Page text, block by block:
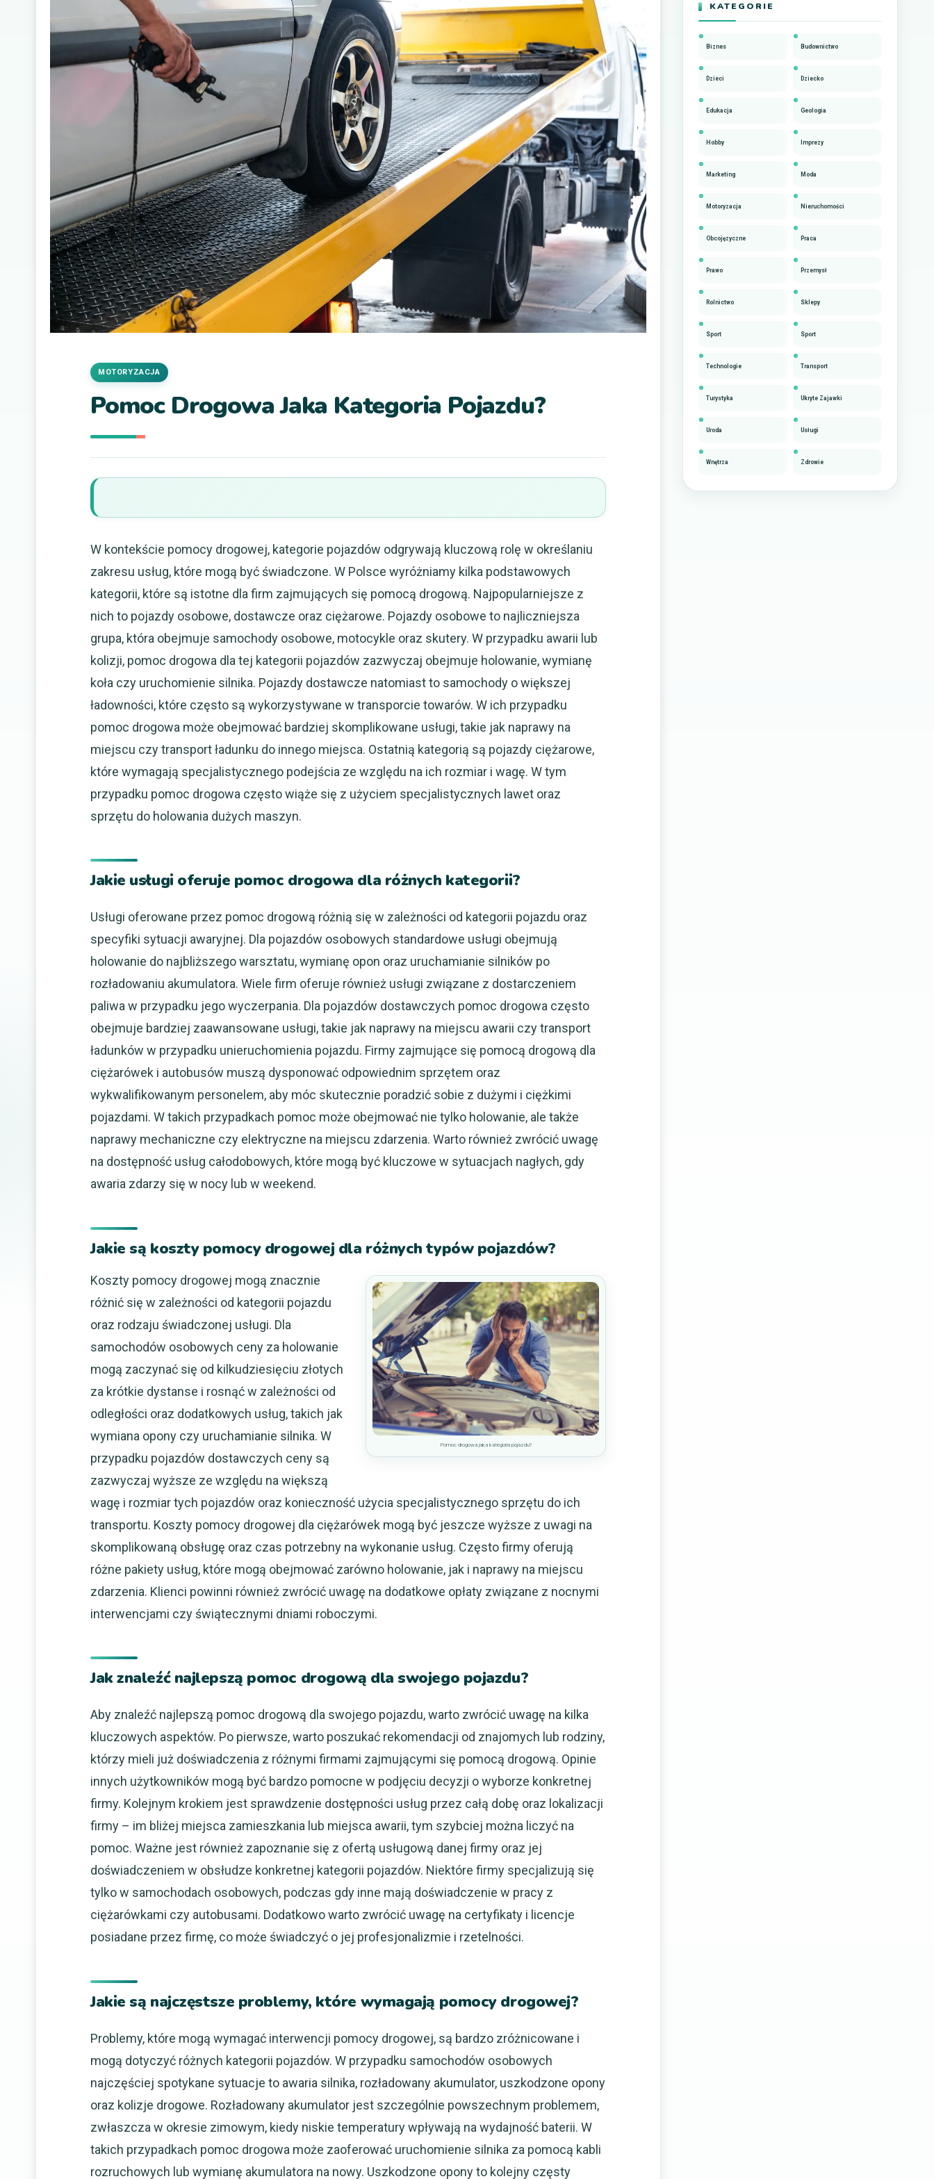
Pomoc Drogowa Jaka Kategoria Pojazdu?
MOTORYZACJA
W kontekście pomocy drogowej, kategorie pojazdów odgrywają kluczową rolę w określaniu
zakresu usług, które mogą być świadczone. W Polsce wyróżniamy kilka podstawowych
kategorii, które są istotne dla firm zajmujących się pomocą drogową. Najpopularniejsze z
nich to pojazdy osobowe, dostawcze oraz ciężarowe. Pojazdy osobowe to najliczniejsza
grupa, która obejmuje samochody osobowe, motocykle oraz skutery. W przypadku awarii lub
kolizji, pomoc drogowa dla tej kategorii pojazdów zazwyczaj obejmuje holowanie, wymianę
koła czy uruchomienie silnika. Pojazdy dostawcze natomiast to samochody o większej
ładowności, które często są wykorzystywane w transporcie towarów. W ich przypadku
pomoc drogowa może obejmować bardziej skomplikowane usługi, takie jak naprawy na
miejscu czy transport ładunku do innego miejsca. Ostatnią kategorią są pojazdy ciężarowe,
które wymagają specjalistycznego podejścia ze względu na ich rozmiar i wagę. W tym
przypadku pomoc drogowa często wiąże się z użyciem specjalistycznych lawet oraz
sprzętu do holowania dużych maszyn.
Jakie usługi oferuje pomoc drogowa dla różnych kategorii?
Usługi oferowane przez pomoc drogową różnią się w zależności od kategorii pojazdu oraz
specyfiki sytuacji awaryjnej. Dla pojazdów osobowych standardowe usługi obejmują
holowanie do najbliższego warsztatu, wymianę opon oraz uruchamianie silników po
rozładowaniu akumulatora. Wiele firm oferuje również usługi związane z dostarczeniem
paliwa w przypadku jego wyczerpania. Dla pojazdów dostawczych pomoc drogowa często
obejmuje bardziej zaawansowane usługi, takie jak naprawy na miejscu awarii czy transport
ładunków w przypadku unieruchomienia pojazdu. Firmy zajmujące się pomocą drogową dla
ciężarówek i autobusów muszą dysponować odpowiednim sprzętem oraz
wykwalifikowanym personelem, aby móc skutecznie poradzić sobie z dużymi i ciężkimi
pojazdami. W takich przypadkach pomoc może obejmować nie tylko holowanie, ale także
naprawy mechaniczne czy elektryczne na miejscu zdarzenia. Warto również zwrócić uwagę
na dostępność usług całodobowych, które mogą być kluczowe w sytuacjach nagłych, gdy
awaria zdarzy się w nocy lub w weekend.
Jakie są koszty pomocy drogowej dla różnych typów pojazdów?
Pomoc drogowa jaka kategoria pojazdu?
Koszty pomocy drogowej mogą znacznie
różnić się w zależności od kategorii pojazdu
oraz rodzaju świadczonej usługi. Dla
samochodów osobowych ceny za holowanie
mogą zaczynać się od kilkudziesięciu złotych
za krótkie dystanse i rosnąć w zależności od
odległości oraz dodatkowych usług, takich jak
wymiana opony czy uruchamianie silnika. W
przypadku pojazdów dostawczych ceny są
zazwyczaj wyższe ze względu na większą
wagę i rozmiar tych pojazdów oraz konieczność użycia specjalistycznego sprzętu do ich
transportu. Koszty pomocy drogowej dla ciężarówek mogą być jeszcze wyższe z uwagi na
skomplikowaną obsługę oraz czas potrzebny na wykonanie usług. Często firmy oferują
różne pakiety usług, które mogą obejmować zarówno holowanie, jak i naprawy na miejscu
zdarzenia. Klienci powinni również zwrócić uwagę na dodatkowe opłaty związane z nocnymi
interwencjami czy świątecznymi dniami roboczymi.
Jak znaleźć najlepszą pomoc drogową dla swojego pojazdu?
Aby znaleźć najlepszą pomoc drogową dla swojego pojazdu, warto zwrócić uwagę na kilka
kluczowych aspektów. Po pierwsze, warto poszukać rekomendacji od znajomych lub rodziny,
którzy mieli już doświadczenia z różnymi firmami zajmującymi się pomocą drogową. Opinie
innych użytkowników mogą być bardzo pomocne w podjęciu decyzji o wyborze konkretnej
firmy. Kolejnym krokiem jest sprawdzenie dostępności usług przez całą dobę oraz lokalizacji
firmy – im bliżej miejsca zamieszkania lub miejsca awarii, tym szybciej można liczyć na
pomoc. Ważne jest również zapoznanie się z ofertą usługową danej firmy oraz jej
doświadczeniem w obsłudze konkretnej kategorii pojazdów. Niektóre firmy specjalizują się
tylko w samochodach osobowych, podczas gdy inne mają doświadczenie w pracy z
ciężarówkami czy autobusami. Dodatkowo warto zwrócić uwagę na certyfikaty i licencje
posiadane przez firmę, co może świadczyć o jej profesjonalizmie i rzetelności.
Jakie są najczęstsze problemy, które wymagają pomocy drogowej?
Problemy, które mogą wymagać interwencji pomocy drogowej, są bardzo zróżnicowane i
mogą dotyczyć różnych kategorii pojazdów. W przypadku samochodów osobowych
najczęściej spotykane sytuacje to awaria silnika, rozładowany akumulator, uszkodzone opony
oraz kolizje drogowe. Rozładowany akumulator jest szczególnie powszechnym problemem,
zwłaszcza w okresie zimowym, kiedy niskie temperatury wpływają na wydajność baterii. W
takich przypadkach pomoc drogowa może zaoferować uruchomienie silnika za pomocą kabli
rozruchowych lub wymianę akumulatora na nowy. Uszkodzone opony to kolejny częsty
KATEGORIE
Biznes Budownictwo
Dzieci Dziecko
Edukacja Geologia
Hobby Imprezy
Marketing Moda
Motoryzacja Nieruchomości
Obcojęzyczne Praca
Prawo Przemysł
Rolnictwo Sklepy
Sport Sport
Technologie Transport
Turystyka Ukryte Zajawki
Uroda Usługi
Wnętrza Zdrowie